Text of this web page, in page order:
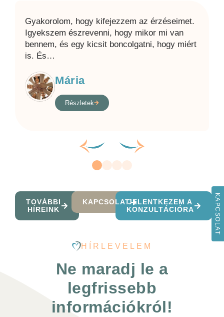
KAPCSOLAT
Gyakorolom, hogy kifejezzem az érzéseimet.
Igyekszem észrevenni, hogy mikor mi van
bennem, és egy kicsit boncolgatni, hogy miért
is. És…
Mária
Részletek
TOVÁBBI
HÍREINK
KAPCSOLATJELENTKEZEM A
KONZULTÁCIÓRA
HÍRLEVELEM
Ne maradj le a
legfrissebb
információkról!